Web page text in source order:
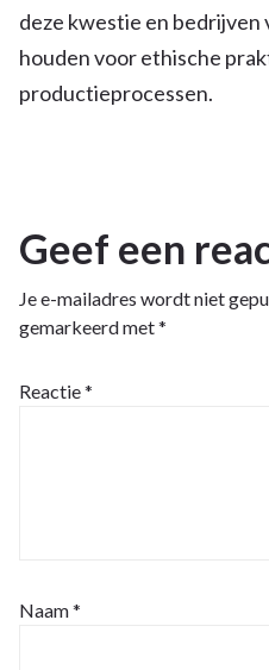
deze kwestie en
houden voor ethische
productieprocessen.
Geef een
Je e-mailadres wordt niet
gemarkeerd met*
Reactie*
Naam*